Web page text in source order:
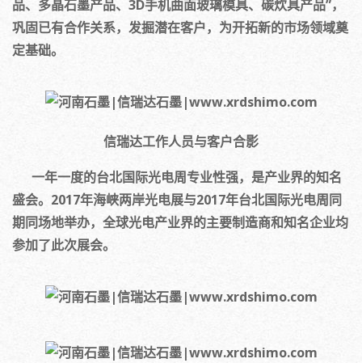
品、多晶石墨产品、3D手机曲面玻璃模具、碳炊具产品”，
巩固已有合作关系，发掘潜在客户，为开拓新的市场领域奠
定基础。
信瑞达工作人员与客户合影
一年一度的台北国际光电周专业性强，是产业界的知名
盛会。2017年海峡两岸光电展与2017年台北国际光电周同
期同场地举办，全球光电产业界的主要制造商和知名企业均
参加了此次展会。